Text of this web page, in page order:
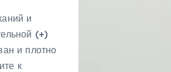
и
(+)
и плотно
к